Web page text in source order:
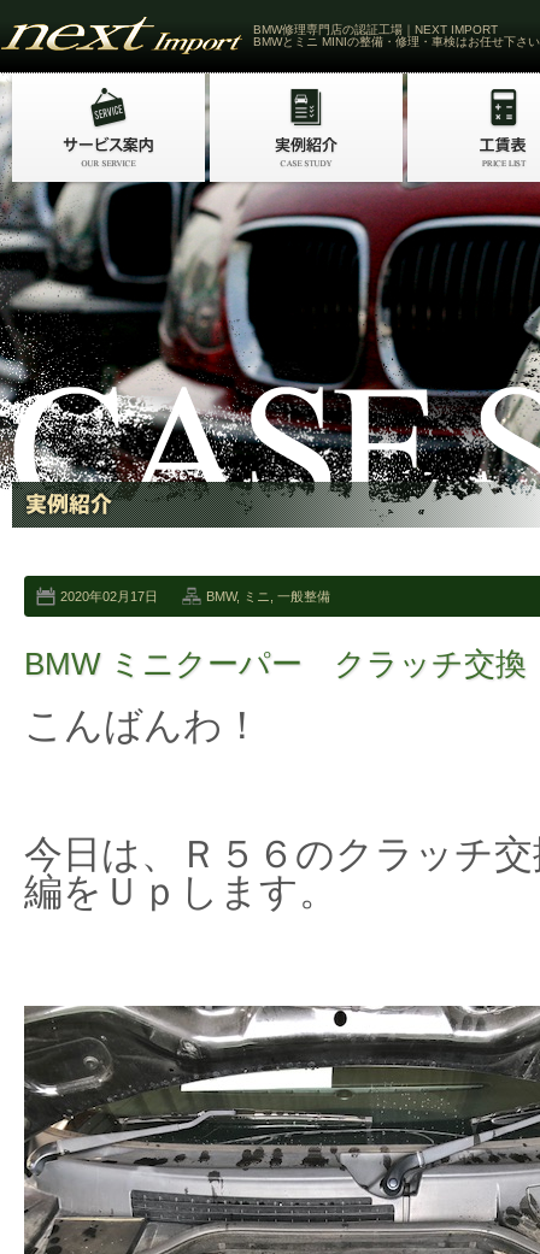
BMW修理専門店の認証工場｜NEXT IMPORT
BMWとミニ MINIの整備・修理・車検はお任せ下さい
2020年02月17日 BMW, ミニ 一般整備
BMW ミニクーパー クラッチ交
こんばんわ！
今日は、Ｒ５６のクラッチ
編をＵｐします。